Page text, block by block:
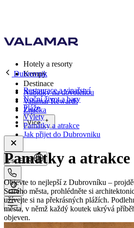
Hotely a resorty
Kempy
Destinace
Nabídky na dovolenou
Valamar Rewards
Značka
Více
cs, EUR
Dubrovnik
Restaurace a vinařství
Noční život a bary
Pláže
Výlety
Památky a atrakce
Jak přijet do Dubrovniku
Památky a atrakce
Objevte to nejlepší z Dubrovníku –
Starého města, prohlédněte si
užívejte si na překrásných plážích.
města, v němž každý koutek ukrývá
objeven.